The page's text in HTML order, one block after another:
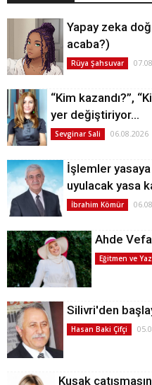
Yapay zeka
acaba?)
Rüya Şahsuvar
“Kim kazandı?”,
yer değiştiriyor…
Sevginar Sali 06.08.2026
İşlemler
uyulacak yasa
İbrahim Kömür
Ahde Vefa
Eğitmen ve
Silivri'den
Hasan Baki Çifçi
Kuşak